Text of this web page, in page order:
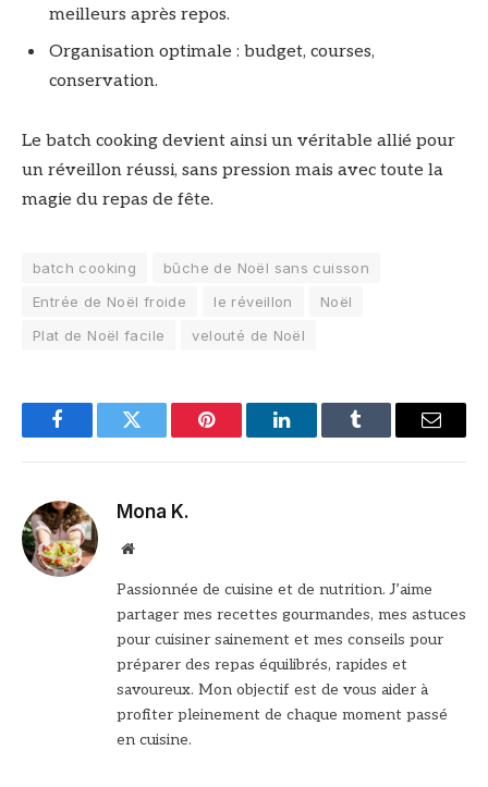
meilleurs après repos.
Organisation optimale : budget, courses,
conservation.
Le batch cooking devient ainsi un véritable allié pour
un réveillon réussi, sans pression mais avec toute la
magie du repas de fête.
batch cooking
bûche de Noël sans cuisson
Entrée de Noël froide
le réveillon
Noël
Plat de Noël facile
velouté de Noël
FacebookTwitter Pinterest LinkedInTumblr Email
Mona K.
Site
Passionnée de cuisine et de nutrition. J’aime
partager mes recettes gourmandes, mes astuces
pour cuisiner sainement et mes conseils pour
préparer des repas équilibrés, rapides et
savoureux. Mon objectif est de vous aider à
profiter pleinement de chaque moment passé
en cuisine.